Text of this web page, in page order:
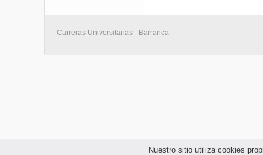
Nuestro sitio utiliza cookies
Carreras Universitarias - Barranca